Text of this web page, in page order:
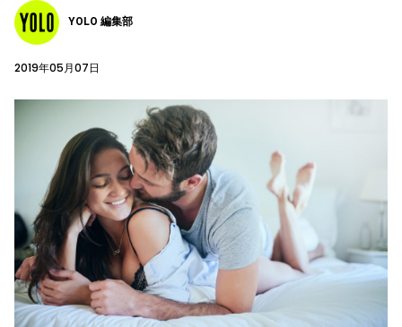
YOLO 編集部
2019年05月07日